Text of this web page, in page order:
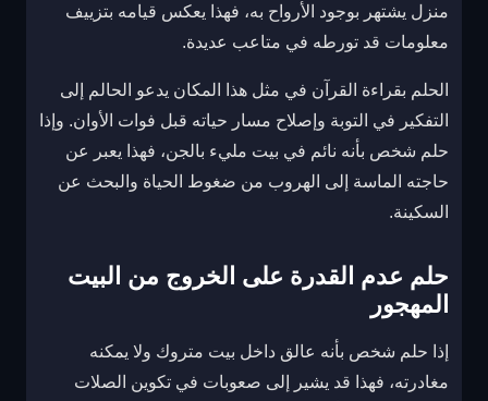
منزل يشتهر بوجود الأرواح به، فهذا يعكس قيامه بتزييف
معلومات قد تورطه في متاعب عديدة.
الحلم بقراءة القرآن في مثل هذا المكان يدعو الحالم إلى
التفكير في التوبة وإصلاح مسار حياته قبل فوات الأوان. وإذا
حلم شخص بأنه نائم في بيت مليء بالجن، فهذا يعبر عن
حاجته الماسة إلى الهروب من ضغوط الحياة والبحث عن
السكينة.
حلم عدم القدرة على الخروج من البيت
المهجور
إذا حلم شخص بأنه عالق داخل بيت متروك ولا يمكنه
مغادرته، فهذا قد يشير إلى صعوبات في تكوين الصلات